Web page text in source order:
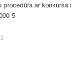
procedūra ar konkursa
5